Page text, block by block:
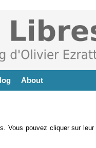
About
Vous pouvez cliquer sur